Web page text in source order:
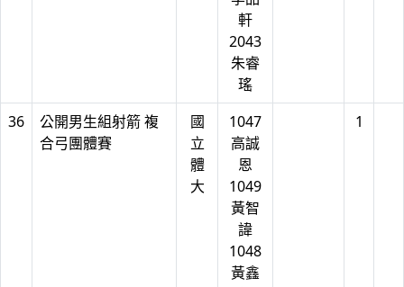
軒
2043
朱睿
瑤
36
公開男生組射箭 複
合弓團體賽
國
立
體
大
1047
高誠
恩
1049
黃智
諱
1048
黃鑫
1